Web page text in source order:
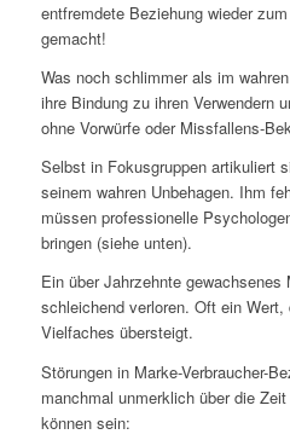
entfremdete Beziehung wieder
gemacht!
Was noch schlimmer als im
ihre Bindung zu ihren Verwendern
ohne Vorwürfe oder Missfallens-
Selbst in Fokusgruppen artikuliert
seinem wahren Unbehagen. Ihm
müssen professionelle
bringen (siehe unten).
Ein über Jahrzehnte
schleichend verloren. Oft ein
Vielfaches übersteigt.
Störungen in Marke-Verbraucher-
manchmal unmerklich über die
können sein: